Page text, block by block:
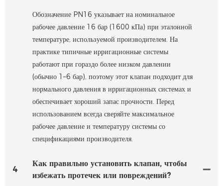
Обозначение PN16 указывает на номинальное
рабочее давление 16 бар (1600 кПа) при эталонной
температуре, используемой производителем. На
практике типичные ирригационные системы
работают при гораздо более низком давлении
(обычно 1–6 бар), поэтому этот клапан подходит для
нормального давления в ирригационных системах и
обеспечивает хороший запас прочности. Перед
использованием всегда сверяйте максимальное
рабочее давление и температуру системы со
спецификациями производителя.
4
Как правильно установить клапан, чтобы
избежать протечек или повреждений?